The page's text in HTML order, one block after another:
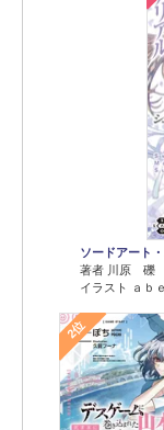
ソードアート
著者 川原 礫
イラスト ａｂ
2位